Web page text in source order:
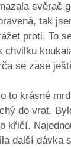
svěrač
tak
proti. To
chvilku
se zase
to krásné
do vrat.
křičí.
další dávka